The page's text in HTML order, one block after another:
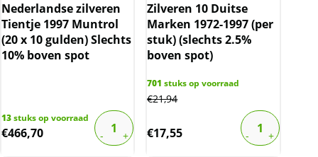
Nederlandse zilveren
Tientje 1997 Muntrol
(20 x 10 gulden) Slechts
10% boven spot
13stuks op voorraad
€466,70
Zilveren 10 Duitse
Marken 1972-1997 (per
stuk) (slechts 2.5%
boven spot)
701 stuks op voorraad
€21,94
€17,55